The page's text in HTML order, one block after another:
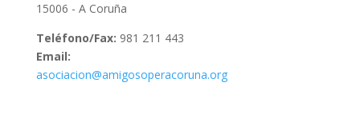
15006 - A Coruña
Teléfono/Fax: 981 211 443
Email:
asociacion@amigosoperacoruna.org